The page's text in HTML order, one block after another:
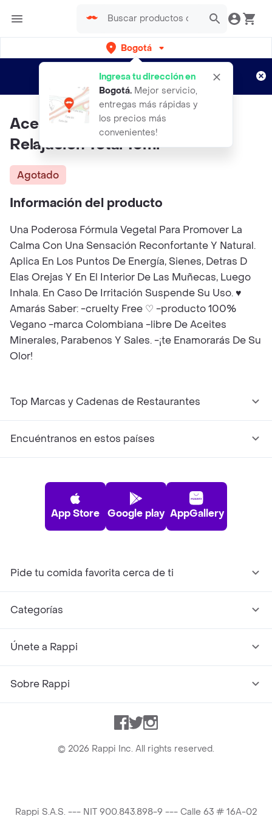
Bogotá
Ingresa tu dirección en
Bogotá. Mejor servicio,
entregas más rápidas y
los precios más
convenientes!
envíos gratis por semanas
Aplican TyC
Aceite Esencial Corporal
Relajacion Total 10ml
Agotado
Información del producto
Una Poderosa Fórmula Vegetal Para Promover La
Calma Con Una Sensación Reconfortante Y Natural.
Aplica En Los Puntos De Energía, Sienes, Detras D
Elas Orejas Y En El Interior De Las Muñecas, Luego
Inhala. En Caso De Irritación Suspende Su Uso. ♥️
Amarás Saber: -cruelty Free ♡ -producto 100%
Vegano -marca Colombiana -libre De Aceites
Minerales, Parabenos Y Sales. -¡te Enamorarás De Su
Olor!
Top Marcas y Cadenas de Restaurantes
Encuéntranos en estos países
App Store Google play AppGallery
Pide tu comida favorita cerca de ti
Categorías
Únete a Rappi
Sobre Rappi
Facebook
TwitterInstagram
© 2026 Rappi Inc. All rights reserved.
Rappi S.A.S. --- NIT 900.843.898-9 --- Calle 63 # 16A-02